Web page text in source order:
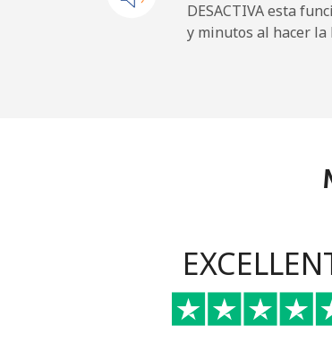
Maldives
Celular
Malta
DESACTIVA esta
y minutos al hacer la